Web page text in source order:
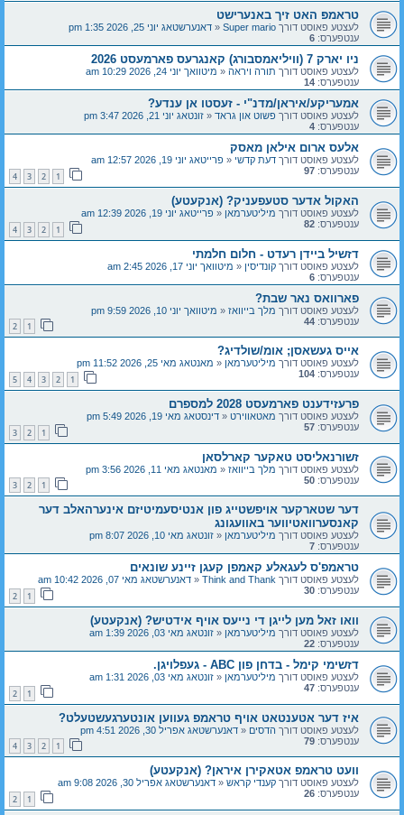
טראמפּ האט זיך באנערישט
לעצטע פאוסט דורך Super mario
« דאנערשטאג יוני 25, 2026 1:35 pm
ענטפערס: 6
ניו יארק 7 (וויליאמסבורג) קאנגרעס פארמעסט 2026
לעצטע פאוסט דורך תורה ויראה « מיטוואך יוני 24, 2026 10:29 am
ענטפערס: 14
אמעריקע/איראן/מדנ"י - זעסטו אן ענדע?
לעצטע פאוסט דורך פשוט און גראד « זונטאג יוני 21, 2026 3:47 pm
ענטפערס: 4
אלעס ארום אילאן מאסק
לעצטע פאוסט דורך דעת קדשי « פרייטאג יוני 19, 2026 12:57 am
ענטפערס: 97
1
2
3
4
האקול אדער סטעפעניק? (אנקעטע)
לעצטע פאוסט דורך מיליטערמאן « פרייטאג יוני 19, 2026 12:39 am
ענטפערס: 82
1
2
3
4
דזשיל ביידן רעדט - חלום חלמתי
לעצטע פאוסט דורך קונדיסין « מיטוואך יוני 17, 2026 2:45 am
ענטפערס: 6
פארוואס נאר שבת?
לעצטע פאוסט דורך מלך בייוואז « מיטוואך יוני 10, 2026 9:59 pm
ענטפערס: 44
1
2
אייס געשאסן; אומ/שולדיג?
לעצטע פאוסט דורך מיליטערמאן « מאנטאג מאי 25, 2026 11:52 pm
ענטפערס: 104
1
2
3
4
5
פרעזידענט פארמעסט 2028 למספרם
לעצטע פאוסט דורך מאטאווירט « דינסטאג מאי 19, 2026 5:49 pm
ענטפערס: 57
1
2
3
זשורנאליסט טאקער קארלסאן
לעצטע פאוסט דורך מלך בייוואז « מאנטאג מאי 11, 2026 3:56 pm
ענטפערס: 50
1
2
3
דער שטארקער אויפשטייג פון אנטיסעמיטיזם אינערהאלב דער
קאנסערוואטיווער באוועגונג
לעצטע פאוסט דורך מיליטערמאן « זונטאג מאי 10, 2026 8:07 pm
ענטפערס: 7
טראמפ'ס לעגאלע קאמפן קעגן זיינע שונאים
לעצטע פאוסט דורך Think and Thank
« דאנערשטאג מאי 07, 2026 10:42 am
ענטפערס: 30
1
2
וואו זאל מען לייגן די נייעס אויף אידטיש? (אנקעטע)
לעצטע פאוסט דורך מיליטערמאן « זונטאג מאי 03, 2026 1:39 am
ענטפערס: 22
דזשימי קימל - בדחן פון ABC - געפלויגן.
לעצטע פאוסט דורך מיליטערמאן « זונטאג מאי 03, 2026 1:31 am
ענטפערס: 47
1
2
איז דער אטענטאט אויף טראמפ געווען אונטערגעשטעלט?
לעצטע פאוסט דורך הדסים « דאנערשטאג אפריל 30, 2026 4:51 pm
ענטפערס: 79
1
2
3
4
וועט טראמפ אטאקירן איראן? (אנקעטע)
לעצטע פאוסט דורך קענדי קראש « דאנערשטאג אפריל 30, 2026 9:08 am
ענטפערס: 26
1
2